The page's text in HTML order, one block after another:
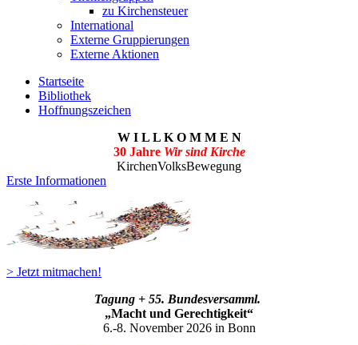
zu Kirchensteuer
International
Externe Gruppierungen
Externe Aktionen
Startseite
Bibliothek
Hoffnungszeichen
W I L L K O M M E N
30 Jahre Wir sind Kirche
KirchenVolksBewegung
Erste Informationen
> Jetzt mitmachen!
Tagung + 55. Bundesversamml.
„Macht und Gerechtigkeit“
6.-8. November 2026 in Bonn